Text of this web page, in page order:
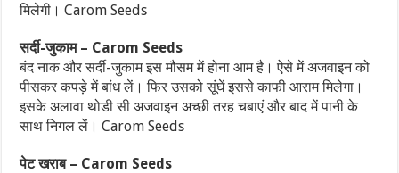
मिलेगी। Carom Seeds
सर्दी-जुकाम – Carom Seeds
बंद नाक और सर्दी-जुकाम इस मौसम में होना आम है। ऐसे में अजवाइन को
पीसकर कपड़े में बांध लें। फिर उसको सूंघें इससे काफी आराम मिलेगा।
इसके अलावा थोडी सी अजवाइन अच्छी तरह चबाएं और बाद में पानी के
साथ निगल लें। Carom Seeds
पेट खराब – Carom Seeds